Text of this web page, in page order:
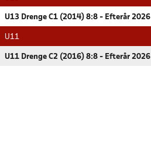
U13 Drenge C1 (2014) 8:8 - Efterår 2026
U11
U11 Drenge C2 (2016) 8:8 - Efterår 2026